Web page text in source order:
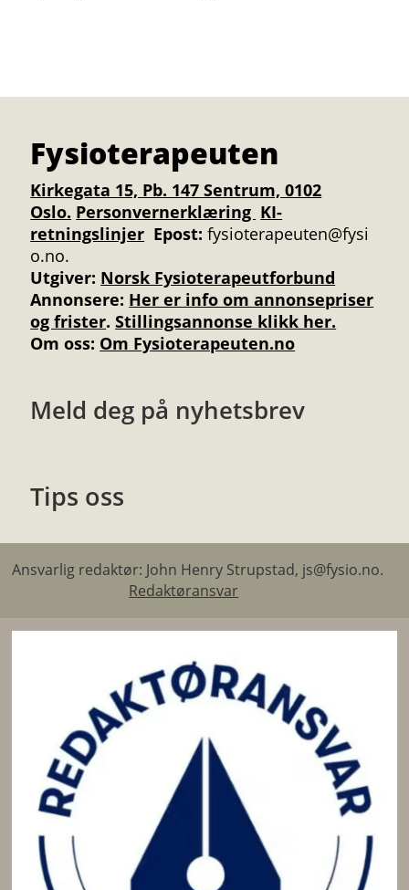
Fysioterapeuten
Kirkegata 15, Pb. 147 Sentrum, 0102
Oslo. Personvernerklæring KI-
retningslinjer Epost: fysioterapeuten@fysi
o.no.
Utgiver: Norsk Fysioterapeutforbund
Annonsere: Her er info om annonsepriser
og frister.Stillingsannonse klikk her.
Om oss: Om Fysioterapeuten.no
Meld deg på nyhetsbrev
Tips oss
Ansvarlig redaktør: John Henry Strupstad, js@fysio.no.
Redaktøransvar